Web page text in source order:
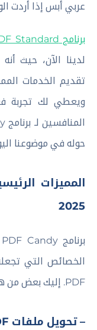
عربي أبس إذا أردت
برنامج Kofax Power PDF Standard
لدينا الآن، حيث
تقديم الخدمات
ويعطي لك تجربة
حوله في موضوعنا
2025
الخصائص التي
PDF. إليك بعض من هذه الميزات:
– تحويل ملفات PDF